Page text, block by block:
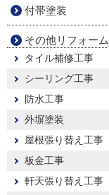
付帯塗装
その他リフォーム
タイル補修工事
シーリング工事
防水工事
外塀塗装
屋根張り替え工事
板金工事
軒天張り替え工事